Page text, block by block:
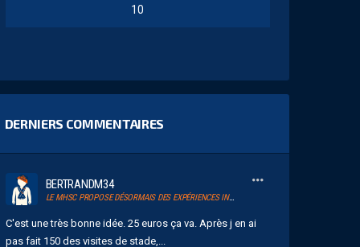
10
DERNIERS COMMENTAIRES
BERTRANDM34
LE MHSC PROPOSE DÉSORMAIS DES EXPÉRIENCES INSIDE AVEC SERSOU
C'est une très bonne idée. 25 euros ça va. Après j en ai
pas fait 150 des visites de stade,...